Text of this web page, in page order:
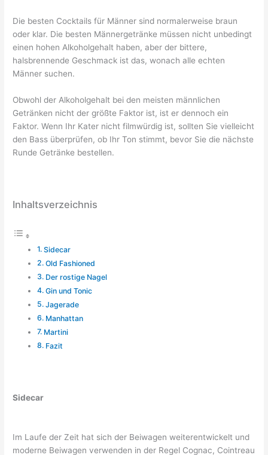
Die besten Cocktails für Männer sind normalerweise braun
oder klar. Die besten Männergetränke müssen nicht unbedingt
einen hohen Alkoholgehalt haben, aber der bittere,
halsbrennende Geschmack ist das, wonach alle echten
Männer suchen.
Obwohl der Alkoholgehalt bei den meisten männlichen
Getränken nicht der größte Faktor ist, ist er dennoch ein
Faktor. Wenn Ihr Kater nicht filmwürdig ist, sollten Sie vielleicht
den Bass überprüfen, ob Ihr Ton stimmt, bevor Sie die nächste
Runde Getränke bestellen.
Inhaltsverzeichnis
Sidecar
Old Fashioned
Der rostige Nagel
Gin und Tonic
Jagerade
Manhattan
Martini
Fazit
Sidecar
Im Laufe der Zeit hat sich der Beiwagen weiterentwickelt und
moderne Beiwagen verwenden in der Regel Cognac, Cointreau